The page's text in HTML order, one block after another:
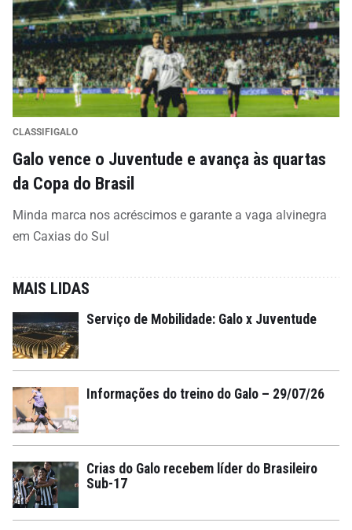
CLASSIFIGALO
Galo vence o Juventude e avança às quartas
da Copa do Brasil
Minda marca nos acréscimos e garante a vaga alvinegra
em Caxias do Sul
MAIS LIDAS
Serviço de Mobilidade: Galo x Juventude
Informações do treino do Galo – 29/07/26
Crias do Galo recebem líder do Brasileiro
Sub-17